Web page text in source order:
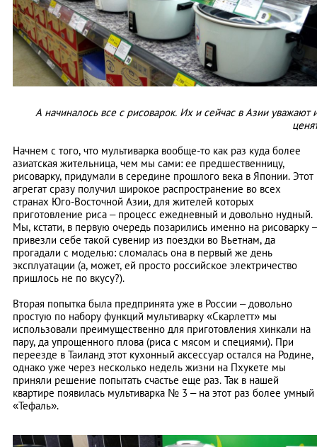
А начиналось все с рисоварок. Их и сейчас в Азии уважают
Начнем с того, что мультиварка вообще-то как раз куда более
азиатская жительница, чем мы сами: ее предшественницу,
рисоварку, придумали в середине прошлого века в Японии. Этот
агрегат сразу получил широкое распространение во всех
странах Юго-Восточной Азии, для жителей которых
приготовление риса – процесс ежедневный и довольно нудный.
Мы, кстати, в первую очередь позарились именно на рисоварку –
привезли себе такой сувенир из поездки во Вьетнам, да
прогадали с моделью: сломалась она в первый же день
эксплуатации (а, может, ей просто российское электричество
пришлось не по вкусу?).
Вторая попытка была предпринята уже в России – довольно
простую по набору функций мультиварку «Скарлетт» мы
использовали преимущественно для приготовления хинкали на
пару, да упрощенного плова (риса с мясом и специями). При
переезде в Таиланд этот кухонный аксессуар остался на Родине,
однако уже через несколько недель жизни на Пхукете мы
приняли решение попытать счастье еще раз. Так в нашей
квартире появилась мультиварка № 3 – на этот раз более умный
«Тефаль».